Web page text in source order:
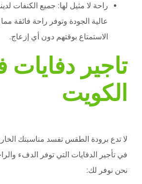
راحة لا مثيل لها: جميع الكنفات
عالية الجودة وتوفر راحة فائقة
الاستمتاع بوقتهم دون أي إزعاج.
تاجير دفايات
الكويت
لا تدع برودة الطقس تفسد مناسبتك
في تأجير الدفايات التي توفر الدفء
نحن نوفر لك: